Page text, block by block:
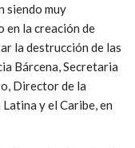
siendo muy
en la creación de
la destrucción de las
Bárcena, Secretaria
Director de la
y el Caribe, en